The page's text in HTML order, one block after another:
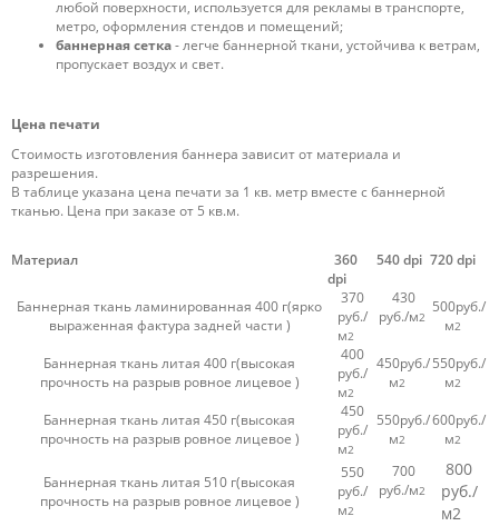
любой поверхности, используется для рекламы в транспорте,
метро, оформления стендов и помещений;
баннерная сетка- легче баннерной ткани, устойчива к ветрам,
пропускает воздух и свет.
Цена печати
Стоимость изготовления баннера зависит от материала и
разрешения.
В таблице указана цена печати за 1 кв. метр вместе с баннерной
тканью. Цена при заказе от 5 кв.м.
Материал
360
dpi
540 dpi 720 dpi
Баннерная ткань ламинированная 400 г(ярко
выраженная фактура задней части )
370
руб./
м2
430
руб./м2
500руб./
м2
Баннерная ткань литая 400 г(высокая
прочность на разрыв ровное лицевое )
400
руб./
м2
450руб./
м2
550руб./
м2
Баннерная ткань литая 450 г(высокая
прочность на разрыв ровное лицевое )
450
руб./
м2
550руб./
м2
600руб./
м2
Баннерная ткань литая 510 г(высокая
прочность на разрыв ровное лицевое )
550
руб./
м2
700
руб./м2
800
руб./
м2